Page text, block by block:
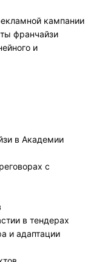
кампании
франчайзи
и
в Академии
с
в тендерах
и адаптации